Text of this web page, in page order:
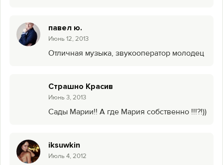
павел ю.
Июнь 12, 2013
Отличная музыка, звукооператор молодец
Страшно Красив
Июнь 3, 2013
Сады Марии!! А где Мария собственно !!!?!))
iksuwkin
Июль 4, 2012